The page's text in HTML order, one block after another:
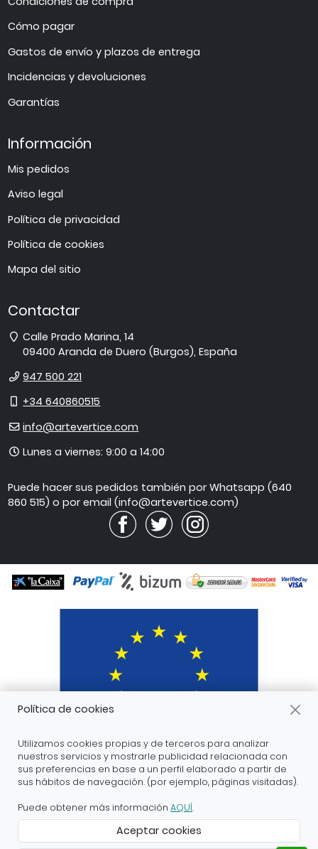
Cómo pagar
Gastos de envío y plazos de entrega
Incidencias y devoluciones
Garantías
Información
Mis pedidos
Aviso legal
Política de privacidad
Política de cookies
Mapa del sitio
Contactar
Dirección
Calle Prado Marina, 14
09400 Aranda de Duero (Burgos),España
Teléfono
947 500 221
Móvil
+34 640860515
E-
info@artevertice.com
Horario
atención
Lunes a viernes: 9:00 a 14:00
Puede hacer sus pedidos también por Whatsapp (640
860 515) o por email (info@artevertice.com)
apoyo a la digitalización financiados por el proyecto
DIHnamic a través del programa de investigación e
innovación “Horizonte 2020” de la Unión Europea en
Política de cookies
Utilizamos cookies propias y de terceros para analizar
nuestros servicios y mostrarle publicidad relacionada con
sus preferencias en base a un perfil elaborado a partir de
sus hábitos de navegación. (por ejemplo, páginas visitadas).
Puede obtener más informaciónAQUÍ.
Aceptar cookies